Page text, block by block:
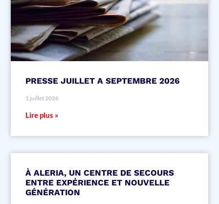
PRESSE JUILLET A SEPTEMBRE 2026
1 juillet 2026
Lire plus »
À ALERIA, UN CENTRE DE SECOURS
ENTRE EXPÉRIENCE ET NOUVELLE
GÉNÉRATION